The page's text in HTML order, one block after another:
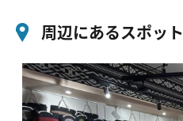
周辺にあるスポット